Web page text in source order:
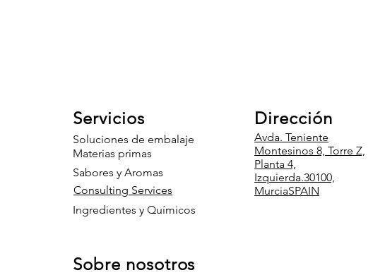
Servicios
Soluciones de embalaje
Materias primas
Sabores y Aromas
Consulting Services
Dirección
Avda. Teniente
Montesinos 8, Torre Z,
Planta 4,
Izquierda.30100,
MurciaSPAIN
Ingredientes y Químicos
Sobre nosotros